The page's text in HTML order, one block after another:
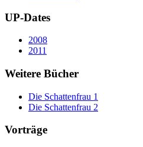
UP-Dates
2008
2011
Weitere Bücher
Die Schattenfrau 1
Die Schattenfrau 2
Vorträge